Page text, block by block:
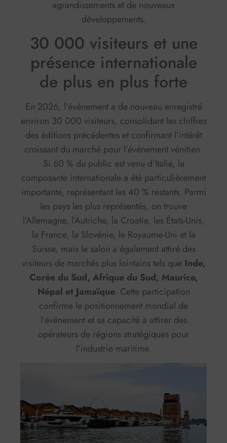
agrandissements et de nouveaux
développements.
30 000 visiteurs et une
présence internationale
de plus en plus forte
En 2026, l’événement a de nouveau enregistré
environ 30 000 visiteurs, consolidant les chiffres
des éditions précédentes et confirmant l’intérêt
croissant du marché pour l’événement vénitien.
Si 60 % du public est venu d’Italie, la
composante internationale a été particulièrement
importante, représentant les 40 % restants. Parmi
les pays les plus représentés, on trouve
l’Allemagne, l’Autriche, la Croatie, les États-Unis,
la France, la Slovénie, le Royaume-Uni et la
Suisse, mais le salon a également attiré des
visiteurs de marchés plus lointains tels que Inde,
Corée du Sud, Afrique du Sud, Maurice,
Népal et Jamaïque. Cette participation
confirme le positionnement mondial de
l’événement et sa capacité à attirer des
opérateurs de régions stratégiques pour
l’industrie maritime.